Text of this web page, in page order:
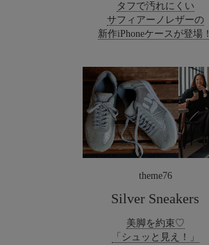
タフで汚れにくい
サフィアーノレザーの
新作iPhoneケースが登場！
theme76
Silver Sneakers
美脚を約束♡
「シュッと見え！」